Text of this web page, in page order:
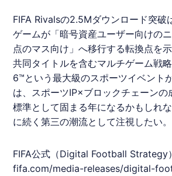
FIFA Rivalsの2.5Mダウンロード突破
ゲームが「暗号資産ユーザー向けの
点のマス向け」へ移行する転換点を示
共同タイトルを含むマルチゲーム戦
6™という最大級のスポーツイベント
は、スポーツIP×ブロックチェーンの
標準として固まる年になるかもしれ
に続く第三の潮流として注視したい。
FIFA公式（Digital Football Strategy
fifa.com/media-releases/digital-